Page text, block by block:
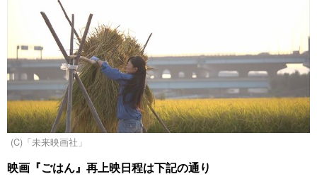
(C)「未来映画社」
映画『ごはん』再上映日程は下記の通り